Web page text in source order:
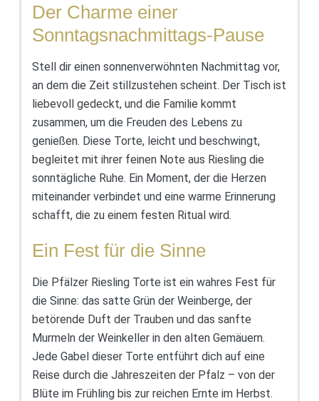
Der Charme einer
Sonntagsnachmittags-Pause
Stell dir einen sonnenverwöhnten Nachmittag vor,
an dem die Zeit stillzustehen scheint. Der Tisch ist
liebevoll gedeckt, und die Familie kommt
zusammen, um die Freuden des Lebens zu
genießen. Diese Torte, leicht und beschwingt,
begleitet mit ihrer feinen Note aus Riesling die
sonntägliche Ruhe. Ein Moment, der die Herzen
miteinander verbindet und eine warme Erinnerung
schafft, die zu einem festen Ritual wird.
Ein Fest für die Sinne
Die Pfälzer Riesling Torte ist ein wahres Fest für
die Sinne: das satte Grün der Weinberge, der
betörende Duft der Trauben und das sanfte
Murmeln der Weinkeller in den alten Gemäuern.
Jede Gabel dieser Torte entführt dich auf eine
Reise durch die Jahreszeiten der Pfalz – von der
Blüte im Frühling bis zur reichen Ernte im Herbst.